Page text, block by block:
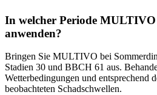
In welcher Periode
anwenden?
Bringen Sie MULTIVO bei
Stadien 30 und BBCH 61 aus.
Wetterbedingungen und entsprechend
beobachteten Schadschwellen.